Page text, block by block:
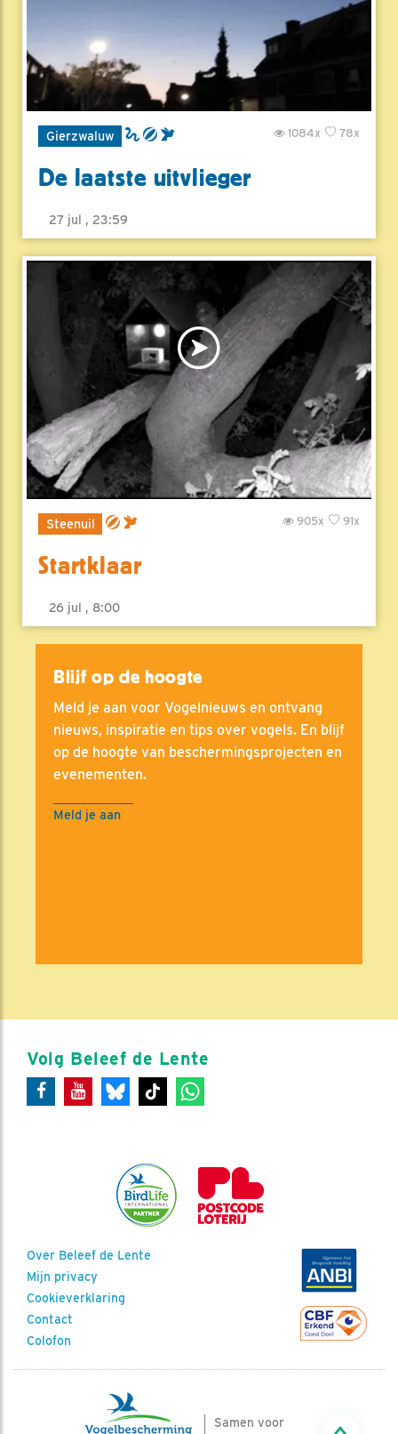
Gierzwaluw 78x
1084x
De laatste uitvlieger
27 jul , 23:59
Steenuil 91x
905x
Startklaar
26 jul , 8:00
Blijf op de hoogte
Meld je aan voor Vogelnieuws en ontvang
nieuws, inspiratie en tips over vogels. En blijf
op de hoogte van beschermingsprojecten en
evenementen.
Meld je aan
Volg Beleef de Lente
Over Beleef de Lente
Mijn privacy
Cookieverklaring
Contact
Colofon
Samen voor